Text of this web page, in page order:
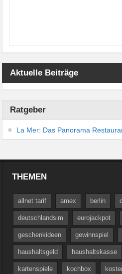
Aktuelle Beiträge
La Mer: Das Panorama
allnet tarif amex berlin
deutschlandsim eurojackpot
geschenkideen gewinnspiel
haushaltsgeld haushaltskasse
kartenspiele kochbox